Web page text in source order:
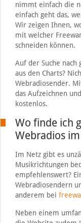
nimmt einfach die
einfach geht das,
Wir zeigen Ihnen,
mit welcher
schneiden können.
Auf der Suche
aus den Charts?
Webradiosender.
das Aufzeichnen
kostenlos.
Wo finde ich
Webradios
Im Netz gibt es
Musikrichtungen
empfehlenswert?
Webradiosendern
anderem bei
Neben einem